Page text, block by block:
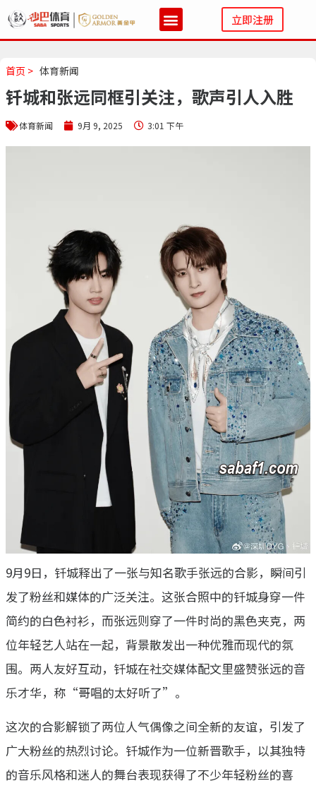
立即注册
首页 > 体育新闻
钎城和张远同框引关注，歌声引人入胜
体育新闻 9月 9, 2025 3:01 下午
9月9日，钎城释出了一张与知名歌手张远的合影，瞬间引
发了粉丝和媒体的广泛关注。这张合照中的钎城身穿一件
简约的白色衬衫，而张远则穿了一件时尚的黑色夹克，两
位年轻艺人站在一起，背景散发出一种优雅而现代的氛
围。两人友好互动，钎城在社交媒体配文里盛赞张远的音
乐才华，称“哥唱的太好听了”。
这次的合影解锁了两位人气偶像之间全新的友谊，引发了
广大粉丝的热烈讨论。钎城作为一位新晋歌手，以其独特
的音乐风格和迷人的舞台表现获得了不少年轻粉丝的喜